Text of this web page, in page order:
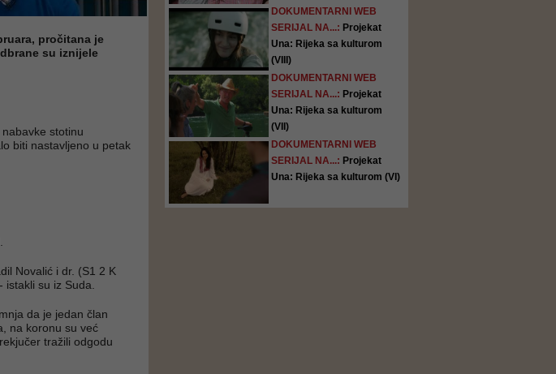
pročitana je
su iznijele
stotinu
biti nastavljeno u petak
Novalić i dr. (S1 2 K
su iz Suda.
da je jedan član
na koronu su već
tražili odgodu
DOKUMENTARNI WEB
SERIJAL NA...: Projekat
Una: Rijeka sa kulturom
(VIII)
DOKUMENTARNI WEB
SERIJAL NA...: Projekat
Una: Rijeka sa kulturom
(VII)
DOKUMENTARNI WEB
SERIJAL NA...: Projekat
Una: Rijeka sa kulturom (VI)